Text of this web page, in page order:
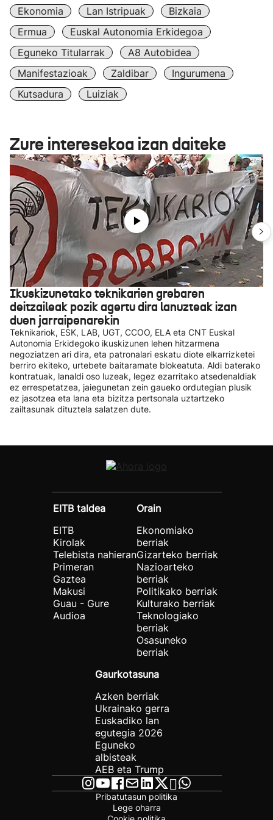
Ekonomia Lan Istripuak
Bizkaia
Ermua
Euskal Autonomia Erkidegoa
Eguneko Titularrak
A8 Autobidea
Manifestazioak
Zaldibar
Ingurumena
Kutsadura
Luiziak
Zure interesekoa izan daiteke
Ikuskizunetako teknikarien grebaren
deitzaileak pozik agertu dira lanuzteak izan
duen jarraipenarekin
Teknikariok, ESK, LAB, UGT, CCOO, ELA eta CNT Euskal
Autonomia Erkidegoko ikuskizunen lehen hitzarmena
negoziatzen ari dira, eta patronalari eskatu diote elkarrizketei
berriro ekiteko, urtebete baitaramate blokeatuta. Aldi baterako
kontratuak, lanaldi oso luzeak, legez ezarritako atsedenaldiak
ez errespetatzea, jaiegunetan zein gaueko ordutegian plusik
ez jasotzea eta lana eta bizitza pertsonala uztartzeko
zailtasunak dituztela salatzen dute.
EITB taldea
EITB
Kirolak
Telebista nahieran
Primeran
Gaztea
Makusi
Guau - Gure
Audioa
Orain
Ekonomiako
berriak
Gizarteko berriak
Nazioarteko
berriak
Politikako berriak
Kulturako berriak
Teknologiako
berriak
Osasuneko
berriak
Gaurkotasuna
Azken berriak
Ukrainako gerra
Euskadiko lan
egutegia 2026
Eguneko
albisteak
AEB eta Trump
Pribatutasun politika
Lege oharra